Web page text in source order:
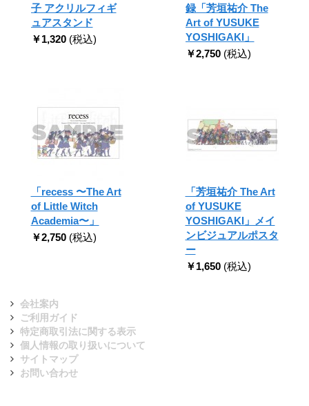
子 アクリルフィギ
ュアスタンド
￥1,320 (税込)
録「芳垣祐介 The
Art of YUSUKE
YOSHIGAKI」
￥2,750 (税込)
「recess 〜The Art
of Little Witch
Academia〜」
￥2,750 (税込)
「芳垣祐介 The Art
of YUSUKE
YOSHIGAKI」メイ
ンビジュアルポスタ
ー
￥1,650 (税込)
会社案内
ご利用ガイド
特定商取引法に関する表示
個人情報の取り扱いについて
サイトマップ
お問い合わせ